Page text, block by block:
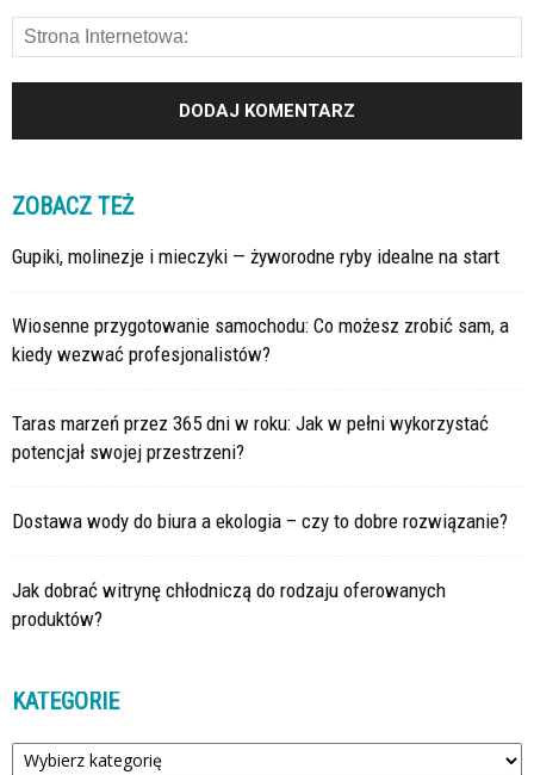
ZOBACZ TEŻ
Gupiki, molinezje i mieczyki — żyworodne ryby idealne na start
Wiosenne przygotowanie samochodu: Co możesz zrobić sam, a
kiedy wezwać profesjonalistów?
Taras marzeń przez 365 dni w roku: Jak w pełni wykorzystać
potencjał swojej przestrzeni?
Dostawa wody do biura a ekologia – czy to dobre rozwiązanie?
Jak dobrać witrynę chłodniczą do rodzaju oferowanych
produktów?
KATEGORIE
Kategorie